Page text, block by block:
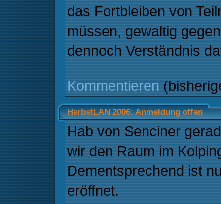
das Fortbleiben von
müssen, gewaltig
dennoch Verständnis
Kommentieren
HerbstLAN 2006: Anmeldung offen
Hab von Senciner
wir den Raum im
Dementsprechend ist
eröffnet.